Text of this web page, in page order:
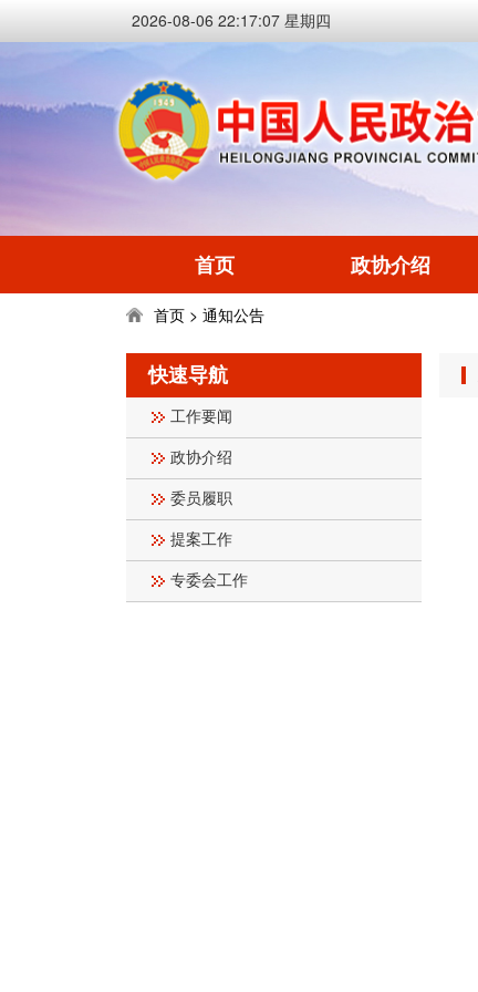
2026-08-06 22:17:07 星期四
首页 政协介绍
首页 > 通知公告
快速导航
工作要闻
政协介绍
委员履职
提案工作
专委会工作